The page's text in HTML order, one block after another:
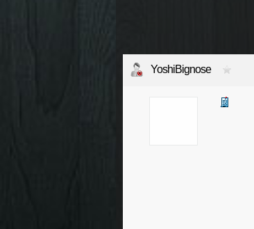
YoshiBignose